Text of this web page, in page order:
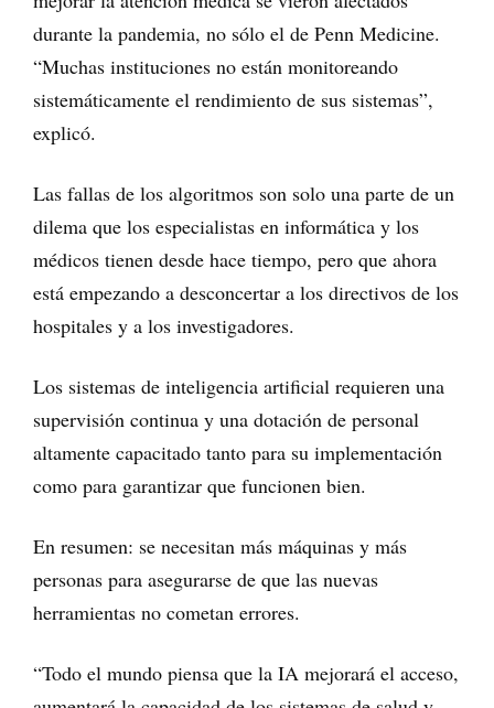
durante la pandemia, no sólo el de Penn Medicine.
“Muchas instituciones no están monitoreando
sistemáticamente el rendimiento de sus sistemas”,
explicó.
Las fallas de los algoritmos son solo una parte de un
dilema que los especialistas en informática y los
médicos tienen desde hace tiempo, pero que ahora
está empezando a desconcertar a los directivos de los
hospitales y a los investigadores.
Los sistemas de inteligencia artificial requieren una
supervisión continua y una dotación de personal
altamente capacitado tanto para su implementación
como para garantizar que funcionen bien.
En resumen: se necesitan más máquinas y más
personas para asegurarse de que las nuevas
herramientas no cometan errores.
“Todo el mundo piensa que la IA mejorará el acceso,